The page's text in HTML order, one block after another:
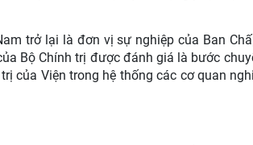
trở lại là đơn vị sự nghiệp của Ban
Bộ Chính trị được đánh giá là bước
của Viện trong hệ thống các cơ quan